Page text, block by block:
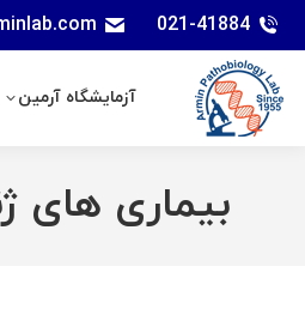
021-41884
آزمایشگاه آرمین
بیماری های
آزمایشگاه آرمین